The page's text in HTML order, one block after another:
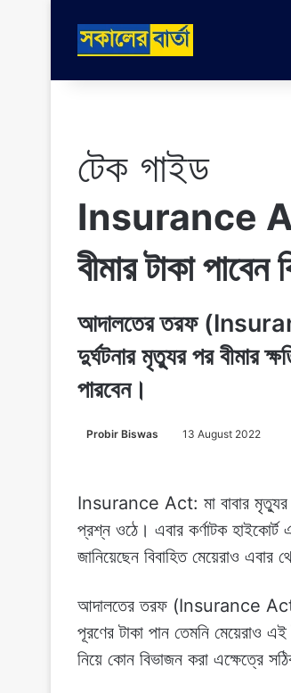
টেক গাইড
Insurance Act:
বীমার টাকা
আদালতের তরফ
দুর্ঘটনার মৃত্যুর পর বীমার
পারবেন।
Probir Biswas 13 August 2022
Insurance Act: মা বাবার মৃত্যুর পর
প্রশ্ন ওঠে। এবার কর্ণাটক হাইকোর্ট
জানিয়েছেন বিবাহিত মেয়েরাও এবার
আদালতের তরফ (Insurance Act)
পূরণের টাকা পান তেমনি মেয়েরাও
নিয়ে কোন বিভাজন করা এক্ষেত্রে